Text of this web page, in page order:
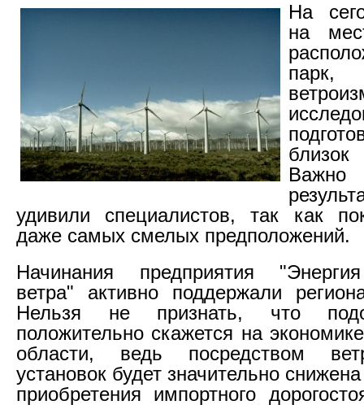
На
на
Важно
удивили специалистов, так как
даже самых смелых предположений.
Начинания предприятия "Энергия
ветра" активно поддержали
Нельзя не признать, что
положительно скажется на
области, ведь посредством
установок будет значительно
приобретения импортного